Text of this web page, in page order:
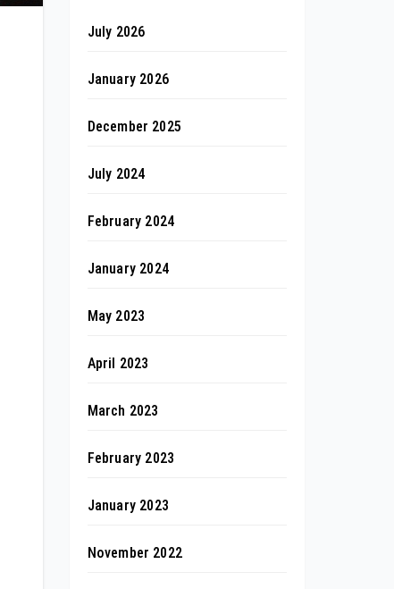
July 2026
January 2026
December 2025
July 2024
February 2024
January 2024
May 2023
April 2023
March 2023
February 2023
January 2023
November 2022